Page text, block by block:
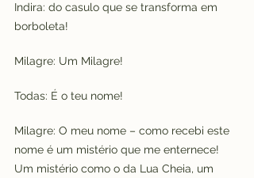
Indira: do casulo que se transforma em
borboleta!
Milagre: Um Milagre!
Todas: É o teu nome!
Milagre: O meu nome – como recebi este
nome é um mistério que me enternece!
Um mistério como o da Lua Cheia, um